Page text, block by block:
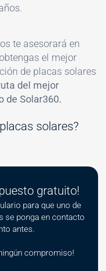
te asesorará en
el mejor
de placas solares
del mejor
de Solar360.
solares?
gratuito!
para que uno de
se ponga en contacto
antes.
compromiso!